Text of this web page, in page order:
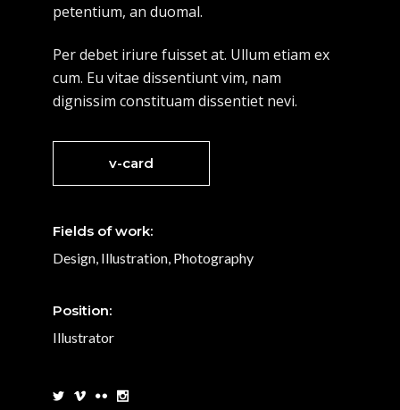
petentium, an duomal.
Per debet iriure fuisset at. Ullum etiam ex
cum. Eu vitae dissentiunt vim, nam
dignissim constituam dissentiet nevi.
v-card
Fields of work:
Design, Illustration, Photography
Position:
Illustrator